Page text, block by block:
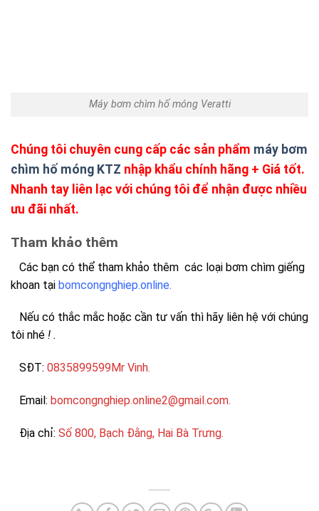
Máy bơm chìm hố móng Veratti
Chúng tôi chuyên cung cấp các sản phẩm máy bơm
chìm hố móng KTZ nhập khẩu chính hãng + Giá tốt.
Nhanh tay liên lạc với chúng tôi để nhận được nhiều
ưu đãi nhất.
Tham khảo thêm
Các bạn có thể tham khảo thêm các loại bơm chìm giếng
khoan tại bomcongnghiep.online.
Nếu có thắc mắc hoặc cần tư vấn thì hãy liên hệ với chúng
tôi nhé ! .
SĐT: 0835899599Mr Vinh.
Email: bomcongnghiep.online2@gmail.com.
Địa chỉ: Số 800, Bạch Đằng, Hai Bà Trưng.